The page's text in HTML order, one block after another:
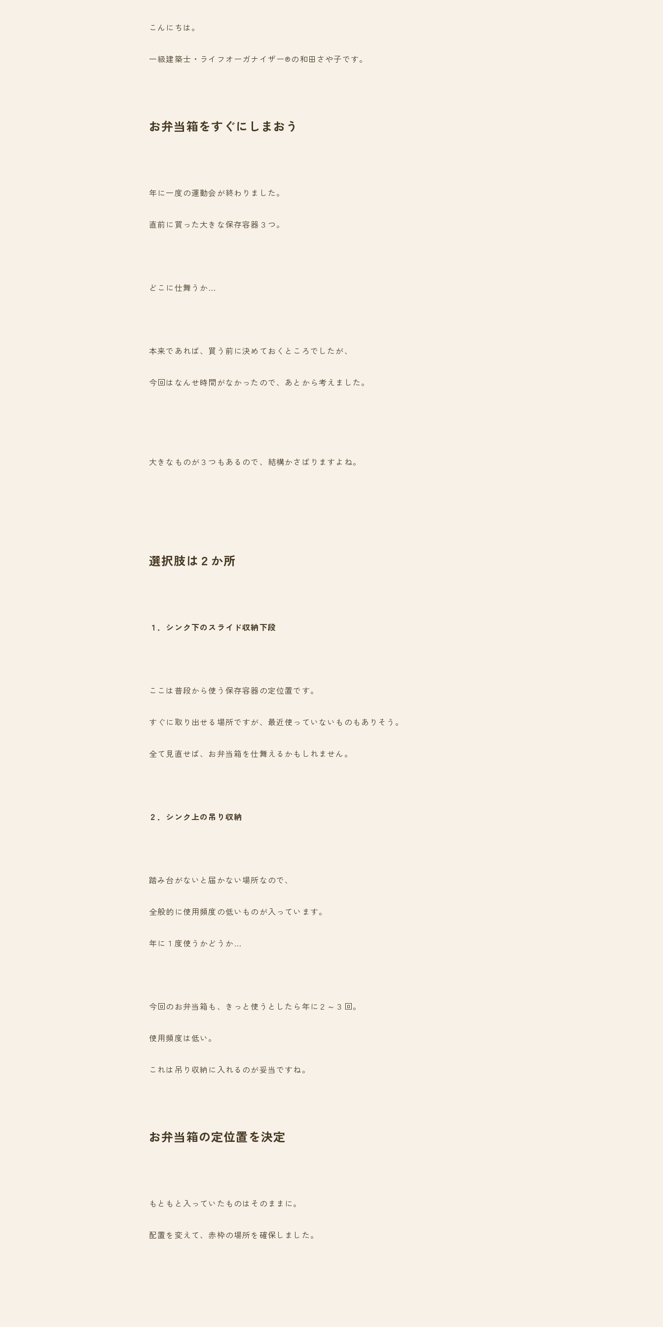
こんにちは。
一級建築士・ライフオーガナイザー®の和田さや子です。
お弁当箱をすぐにしまおう
年に一度の運動会が終わりました。
直前に買った大きな保存容器３つ。
どこに仕舞うか…
本来であれば、買う前に決めておくところでしたが、
今回はなんせ時間がなかったので、あとから考えました。
大きなものが３つもあるので、結構かさばりますよね。
選択肢は２か所
１．シンク下のスライド収納下段
ここは普段から使う保存容器の定位置です。
すぐに取り出せる場所ですが、最近使っていないものもありそう。
全て見直せば、お弁当箱を仕舞えるかもしれません。
２．シンク上の吊り収納
踏み台がないと届かない場所なので、
全般的に使用頻度の低いものが入っています。
年に１度使うかどうか…
今回のお弁当箱も、きっと使うとしたら年に２～３回。
使用頻度は低い。
これは吊り収納に入れるのが妥当ですね。
お弁当箱の定位置を決定
もともと入っていたものはそのままに。
配置を変えて、赤枠の場所を確保しました。